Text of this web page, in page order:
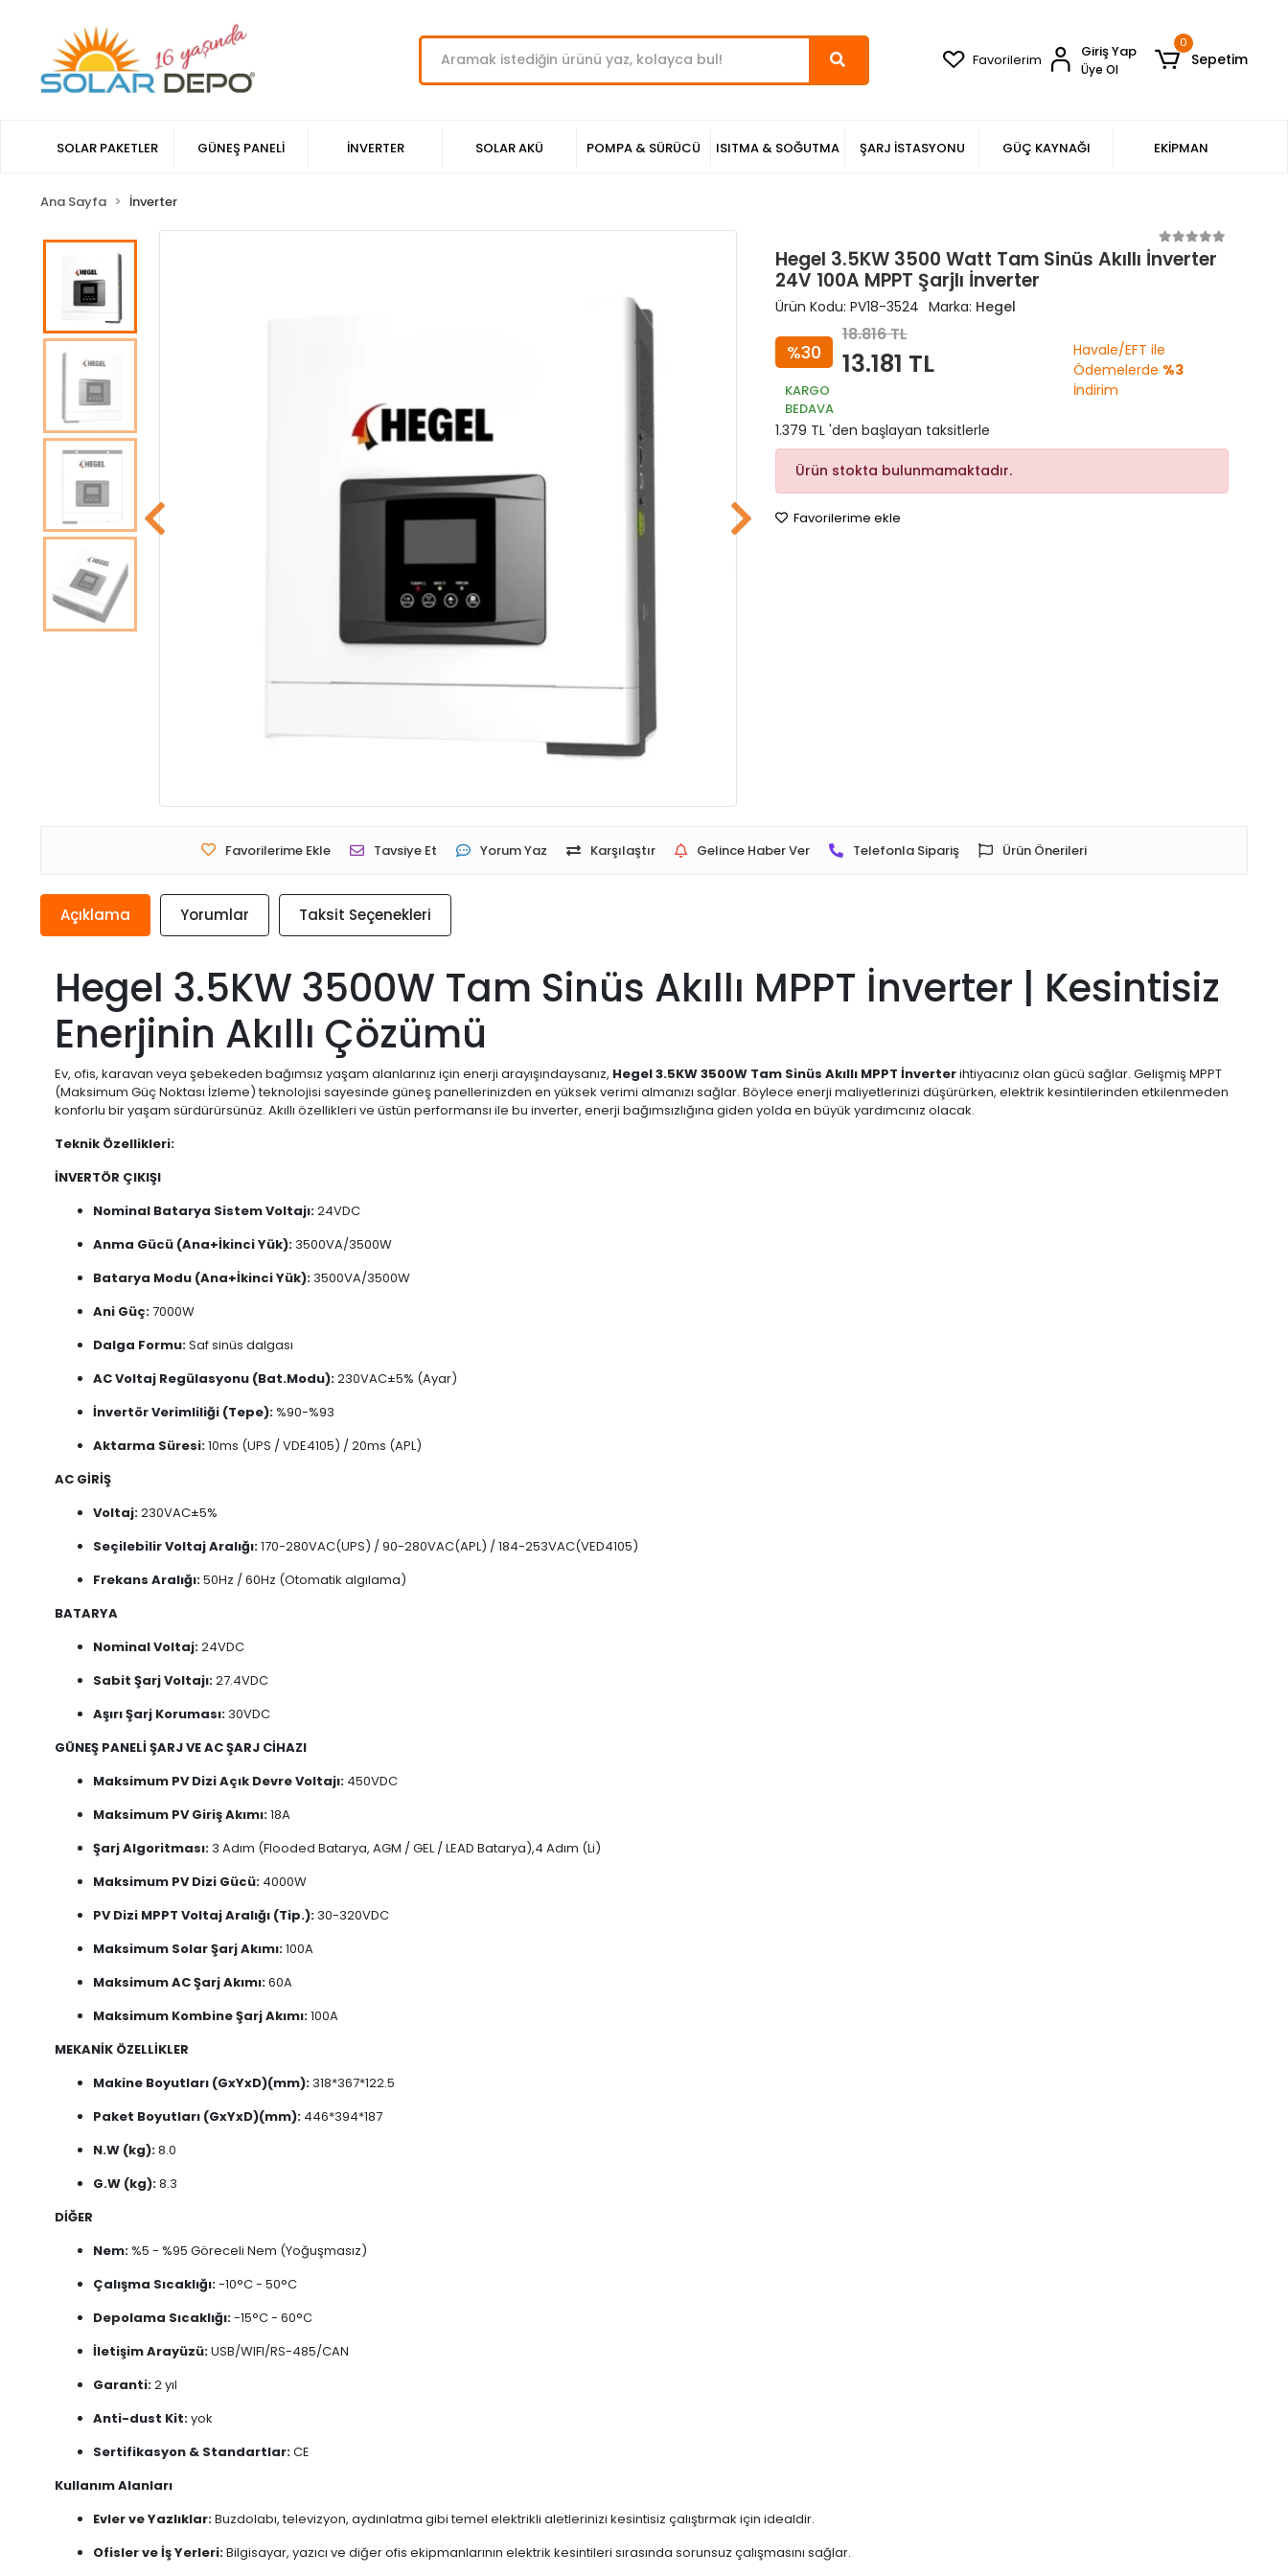
Favorilerim Giriş Yap
Üye Ol
0
Sepetim
SOLAR PAKETLER GÜNEŞ PANELİ İNVERTER SOLAR AKÜ POMPA & SÜRÜCÜ ISITMA & SOĞUTMA ŞARJ İSTASYONU GÜÇ KAYNAĞI EKİPMAN
Ana Sayfa İnverter
Hegel 3.5KW 3500 Watt Tam Sinüs Akıllı İnverter
24V 100A MPPT Şarjlı İnverter
Ürün Kodu: PV18-3524 Marka: Hegel
%30
18.816 TL
13.181 TL
KARGO
BEDAVA
Havale/EFT ile
Ödemelerde %3
İndirim
1.379 TL 'den başlayan taksitlerle
Ürün stokta bulunmamaktadır.
Favorilerime ekle
Favorilerime Ekle Tavsiye Et Yorum Yaz Karşılaştır Gelince Haber Ver Telefonla Sipariş Ürün Önerileri
Açıklama Yorumlar Taksit Seçenekleri
Hegel 3.5KW 3500W Tam Sinüs Akıllı MPPT İnverter | Kesintisiz
Enerjinin Akıllı Çözümü
Ev, ofis, karavan veya şebekeden bağımsız yaşam alanlarınız için enerji arayışındaysanız, Hegel 3.5KW 3500W Tam Sinüs Akıllı MPPT İnverterihtiyacınız olan gücü sağlar. Gelişmiş MPPT
(Maksimum Güç Noktası İzleme) teknolojisi sayesinde güneş panellerinizden en yüksek verimi almanızı sağlar. Böylece enerji maliyetlerinizi düşürürken, elektrik kesintilerinden etkilenmeden
konforlu bir yaşam sürdürürsünüz. Akıllı özellikleri ve üstün performansı ile bu inverter, enerji bağımsızlığına giden yolda en büyük yardımcınız olacak.
Teknik Özellikleri:
İNVERTÖR ÇIKIŞI
Nominal Batarya Sistem Voltajı:24VDC
Anma Gücü (Ana+İkinci Yük):3500VA/3500W
Batarya Modu (Ana+İkinci Yük):3500VA/3500W
Ani Güç:7000W
Dalga Formu:Saf sinüs dalgası
AC Voltaj Regülasyonu (Bat.Modu):230VAC±5% (Ayar)
İnvertör Verimliliği (Tepe): %90-%93
Aktarma Süresi:10ms (UPS / VDE4105) / 20ms (APL)
AC GİRİŞ
Voltaj:230VAC±5%
Seçilebilir Voltaj Aralığı:170-280VAC(UPS) / 90-280VAC(APL) / 184-253VAC(VED4105)
Frekans Aralığı:50Hz / 60Hz (Otomatik algılama)
BATARYA
Nominal Voltaj:24VDC
Sabit Şarj Voltajı:27.4VDC
Aşırı Şarj Koruması:30VDC
GÜNEŞ PANELİ ŞARJ VE AC ŞARJ CİHAZI
Maksimum PV Dizi Açık Devre Voltajı: 450VDC
Maksimum PV Giriş Akımı:18A
Şarj Algoritması:3 Adım (Flooded Batarya, AGM / GEL / LEAD Batarya),4 Adım (Li)
Maksimum PV Dizi Gücü: 4000W
PV Dizi MPPT Voltaj Aralığı (Tip.):30-320VDC
Maksimum Solar Şarj Akımı:100A
Maksimum AC Şarj Akımı:60A
Maksimum Kombine Şarj Akımı:100A
MEKANİK ÖZELLİKLER
Makine Boyutları (GxYxD)(mm):318*367*122.5
Paket Boyutları (GxYxD)(mm): 446*394*187
N.W (kg):8.0
G.W (kg):8.3
DİĞER
Nem: %5 - %95 Göreceli Nem (Yoğuşmasız)
Çalışma Sıcaklığı:-10°C - 50°C
Depolama Sıcaklığı:-15°C - 60°C
İletişim Arayüzü:USB/WIFI/RS-485/CAN
Garanti:2 yıl
Anti-dust Kit:yok
Sertifikasyon & Standartlar:CE
Kullanım Alanları
Evler ve Yazlıklar:Buzdolabı, televizyon, aydınlatma gibi temel elektrikli aletlerinizi kesintisiz çalıştırmak için idealdir.
Ofisler ve İş Yerleri:Bilgisayar, yazıcı ve diğer ofis ekipmanlarının elektrik kesintileri sırasında sorunsuz çalışmasını sağlar.